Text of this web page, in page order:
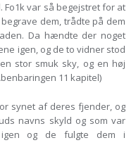
var så begejstret for at
dem, trådte på dem
Da hændte der noget
igen, og de to vidner stod
stor smuk sky, og en høj
11 kapitel)
synet af deres fjender, og
navns skyld og som var
igen og de fulgte dem i